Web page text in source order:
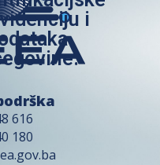
i
616
180